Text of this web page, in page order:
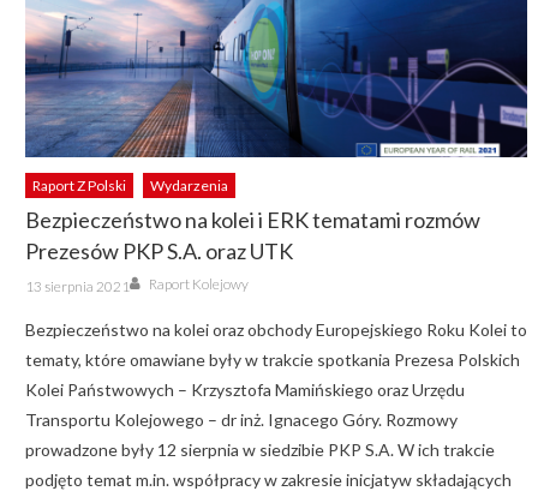
Raport Z Polski Wydarzenia
Bezpieczeństwo na kolei i ERK tematami rozmów
Prezesów PKP S.A. oraz UTK
Posted
on
13 sierpnia 2021 Author
Raport Kolejowy
Bezpieczeństwo na kolei oraz obchody Europejskiego Roku Kolei to
tematy, które omawiane były w trakcie spotkania Prezesa Polskich
Kolei Państwowych – Krzysztofa Mamińskiego oraz Urzędu
Transportu Kolejowego – dr inż. Ignacego Góry. Rozmowy
prowadzone były 12 sierpnia w siedzibie PKP S.A. W ich trakcie
podjęto temat m.in. współpracy w zakresie inicjatyw składających